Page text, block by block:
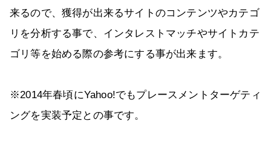
来るので、獲得が出来るサイトのコンテンツやカテゴ
リを分析する事で、インタレストマッチやサイトカテ
ゴリ等を始める際の参考にする事が出来ます。
※2014年春頃にYahoo!でもプレースメントターゲティ
ングを実装予定との事です。